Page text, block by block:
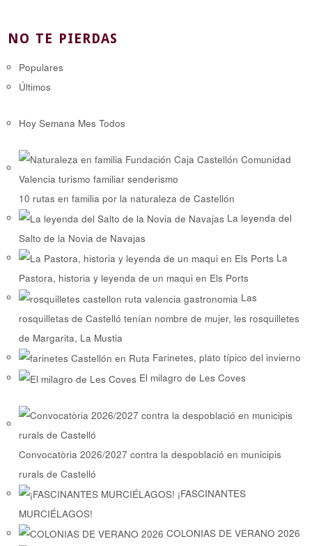
NO TE PIERDAS
Populares
Últimos
Hoy Semana Mes Todos
10 rutas en familia por la naturaleza de Castellón
La leyenda del
Salto de la Novia de Navajas
La
Pastora, historia y leyenda de un maqui en Els Ports
Las
rosquilletas de Castelló tenían nombre de mujer, les rosquilletes
de Margarita, La Mustia
Farinetes, plato típico del invierno
El milagro de Les Coves
Convocatòria 2026/2027 contra la despoblació en municipis
rurals de Castelló
¡FASCINANTES
MURCIÉLAGOS!
COLONIAS DE VERANO 2026